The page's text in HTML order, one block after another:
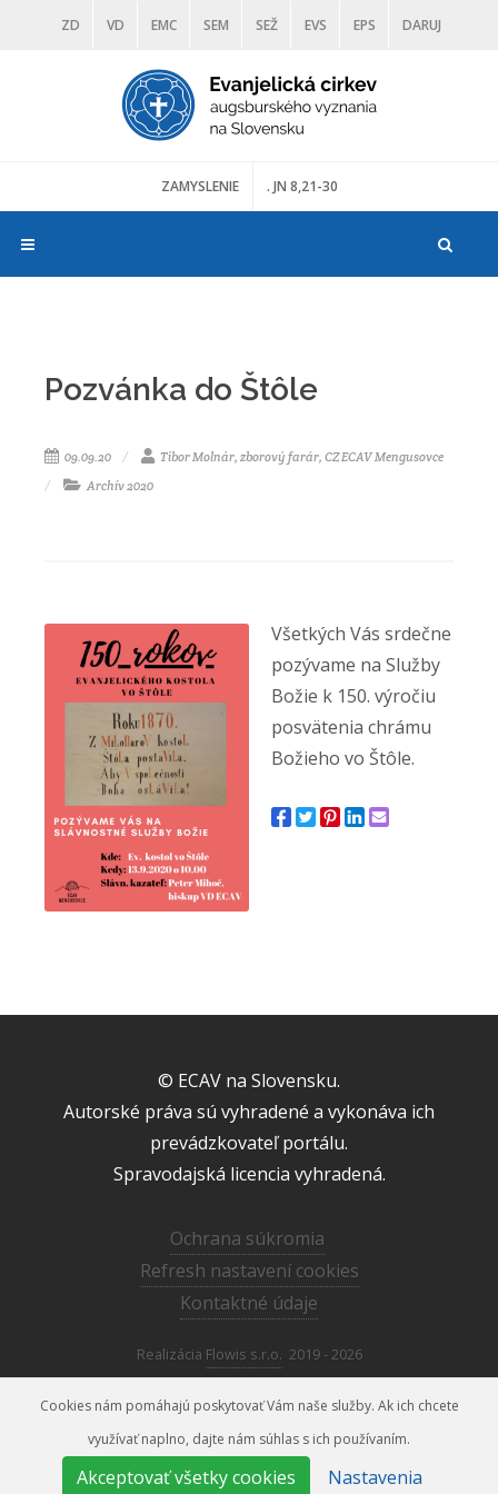
ZD VD EMC SEM SEŽ EVS EPS DARUJ
DIAKONIA ŠKOLY TRANOSCIUS
ZAMYSLENIE . JN 8,21-30
Pozvánka do Štôle
09.09.20
Tibor Molnár, zborový farár, CZ ECAV Mengusovce
Archív 2020
Všetkých Vás srdečne
pozývame na Služby
Božie k 150. výročiu
posvätenia chrámu
Božieho vo Štôle.
© ECAV na Slovensku.
Autorské práva sú vyhradené a vykonáva ich
prevádzkovateľ portálu.
Spravodajská licencia vyhradená.
Ochrana súkromia
Refresh nastavení cookies
Kontaktné údaje
Realizácia Flowis s.r.o. 2019 - 2026
media@ecav.sk 02/59 201 220
Cookies nám pomáhajú poskytovať Vám naše služby. Ak ich chcete
využívať naplno, dajte nám súhlas s ich používaním.
Akceptovať všetky cookies Nastavenia